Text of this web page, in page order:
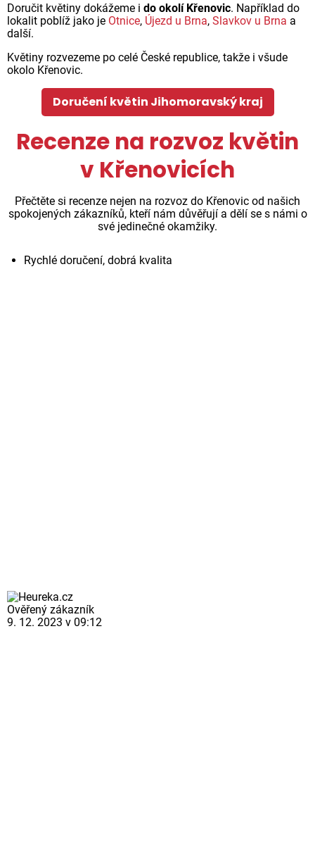
Doručit květiny dokážeme i do okolí Křenovic. Například do
lokalit poblíž jako je Otnice, Újezd u Brna, Slavkov u Brna a
další.
Květiny rozvezeme po celé České republice, takže i všude
okolo Křenovic.
Doručení květin Jihomoravský kraj
Recenze na rozvoz květin
v Křenovicích
Přečtěte si recenze nejen na rozvoz do Křenovic od našich
spokojených zákazníků, kteří nám důvěřují a dělí se s námi o
své jedinečné okamžiky.
Rychlé doručení, dobrá kvalita
Ověřený zákazník
9. 12. 2023 v 09:12